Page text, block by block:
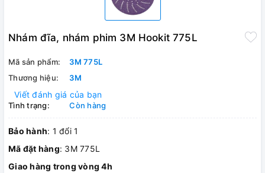
Nhám đĩa, nhám phim 3M Hookit 775L
Mã sản phẩm:
3M 775L
Thương hiệu:
3M
Viết đánh giá của bạn
Tình trạng: Còn hàng
Bảo hành: 1 đổi 1
Mã đặt hàng: 3M 775L
Giao hàng trong vòng 4h